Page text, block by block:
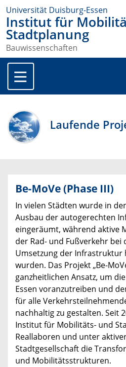
Universität Duisburg-Essen
Institut für
Stadtplanung
Bauwissenschaften
Laufende
Be-MoVe (Phase III)
In vielen Städten wurde in
Ausbau der autogerechten
eingeräumt, während aktive
der Rad- und Fußverkehr bei
Umsetzung der Infrastruktur
wurden. Das Projekt „Be-
ganzheitlichen Ansatz, um
Essen voranzutreiben und
für alle
nachhaltig zu gestalten. Seit
Institut für Mobilitäts- und
Reallaboren und unter
Stadtgesellschaft die
und Mobilitätsstrukturen.